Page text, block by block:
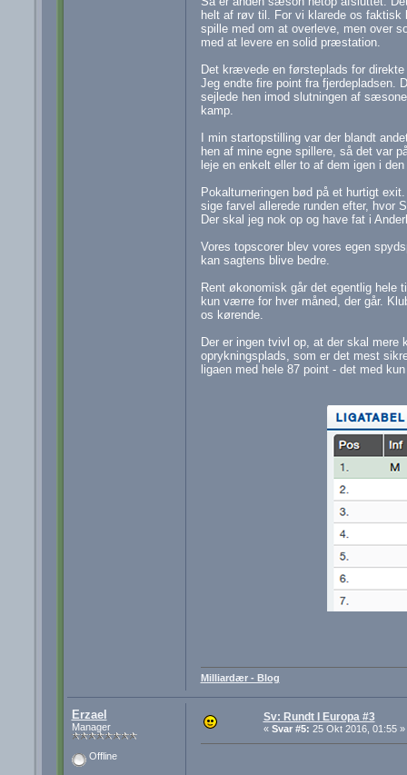
helt af røv til. For vi klarede os
spille med om at overleve, men over
med at levere en solid præstation.
Det krævede en førsteplads for
Jeg endte fire point fra fjerdepladsen.
sejlede hen imod slutningen af
kamp.
I min startopstilling var der blandt
hen af mine egne spillere, så det var
leje en enkelt eller to af dem igen i
Pokalturneringen bød på et hurtigt
sige farvel allerede runden efter, hvor
Der skal jeg nok op og have fat i
Vores topscorer blev vores egen
kan sagtens blive bedre.
Rent økonomisk går det egentlig hele
kun værre for hver måned, der går.
os kørende.
Der er ingen tvivl op, at der skal
oprykningsplads, som er det mest
ligaen med hele 87 point - det med
Milliardær - Blog
Erzael
Manager
Offline
Sv: Rundt I Europa #3
« Svar #5: 25 Okt 2016, 01:55 »